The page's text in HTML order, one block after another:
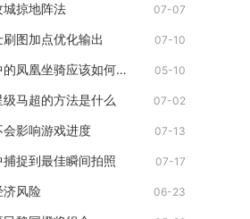
掠地阵法 07-07
图加点优化输出 07-10
想要获得花千骨手游中的凤凰坐骑应该如何操作 05-10
马超的方法是什么 07-02
影响游戏进度 07-13
捉到最佳瞬间拍照 07-17
济风险 06-23